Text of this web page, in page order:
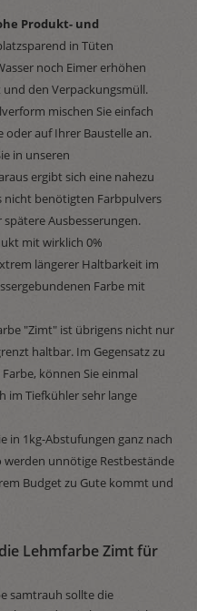
Produkt- und
in Tüten
noch Eimer erhöhen
den Verpackungsmüll.
mischen Sie einfach
oder auf Ihrer Baustelle an.
in unseren
ergibt sich eine nahezu
benötigten Farbpulvers
Ausbesserungen.
mit wirklich 0%
längerer Haltbarkeit im
Farbe mit
"Zimt" ist übrigens nicht nur
haltbar. Im Gegensatz zu
können Sie einmal
im Tiefkühler sehr lange
in 1kg-Abstufungen ganz nach
unnötige Restbestände
Budget zu Gute kommt und
Lehmfarbe Zimt für
samtrauh sollte die